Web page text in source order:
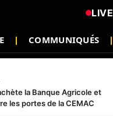
COMMUNIQUÉS
LIVE
la Banque Agricole et
les portes de la CEMAC